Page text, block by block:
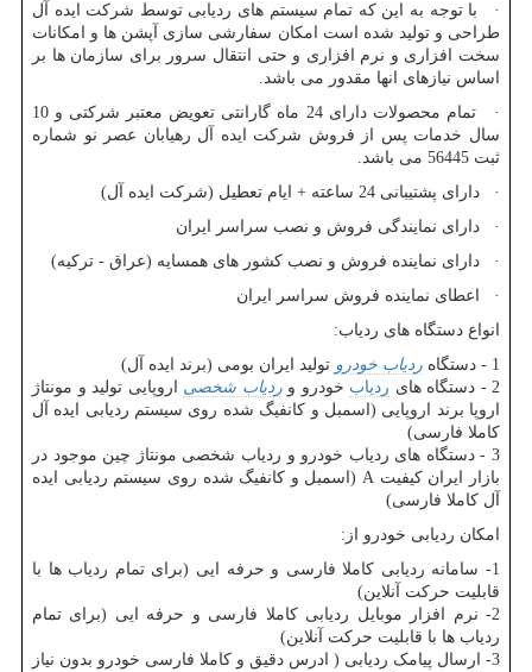
· با توجه به این که تمام سیستم های ردیابی توسط شرکت ایده آل
طراحی و تولید شده است امکان سفارشی سازی آپشن ها و امکانات
سخت افزاری و نرم افزاری و حتی انتقال سرور برای سازمان ها بر
اساس نیازهای انها مقدور می باشد.
· تمام محصولات دارای 24 ماه گارانتی تعویض معتبر شرکتی و 10
سال خدمات پس از فروش شرکت ایده آل رهیابان عصر نو شماره
ثبت 56445 می باشد.
· دارای پشتیبانی 24 ساعته + ایام تعطیل (شرکت ایده آل)
· دارای نمایندگی فروش و نصب سراسر ایران
· دارای نماینده فروش و نصب کشور های همسایه (عراق - ترکیه)
· اعطای نماینده فروش سراسر ایران
انواع دستگاه های ردیاب:
1 - دستگاه
ردیاب خودرو تولید ایران بومی (برند ایده آل)
2 - دستگاه های
ردیاب خودرو وردیاب شخصی اروپایی تولید و مونتاژ
اروپا برند اروپایی (اسمبل و کانفیگ شده روی سیستم ردیابی ایده آل
کاملا فارسی)
3 - دستگاه های ردیاب خودرو و ردیاب شخصی مونتاژ چین موجود در
بازار ایران کیفیت A (اسمبل و کانفیگ شده روی سیستم ردیابی ایده
آل کاملا فارسی)
امکان ردیابی خودرو از:
1- سامانه ردیابی کاملا فارسی و حرفه ایی (برای تمام ردیاب ها با
قابلیت حرکت آنلاین)
2- نرم افزار موبایل ردیابی کاملا فارسی و حرفه ایی (برای تمام
ردیاب ها با قابلیت حرکت آنلاین)
3- ارسال پیامک ردیابی ( ادرس دقیق و کاملا فارسی خودرو بدون نیاز